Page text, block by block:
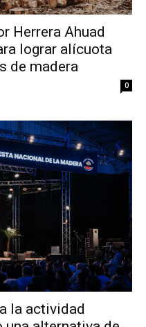
Herrera Ahuad
lograr alícuota
de madera
0
la actividad